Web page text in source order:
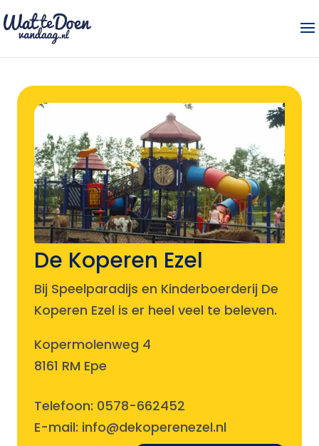
De Koperen Ezel
Bij Speelparadijs en Kinderboerderij De
Koperen Ezel is er heel veel te beleven.
Kopermolenweg 4
8161 RM Epe
Telefoon: 0578-662452
E-mail: info@dekoperenezel.nl